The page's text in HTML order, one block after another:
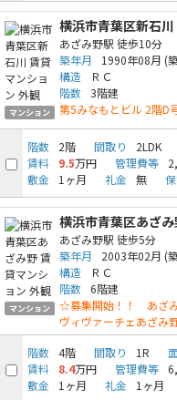
マンション
横浜市青葉区新石川
あざみ野駅 徒歩10分
築年月
1990年08月 (
構造
ＲＣ
階数 3階建
第5みなもとビル 2階
階数 2階 間取り 2LDK
賃料 9.5万円 管理費等
敷金
1ヶ月 礼金 無
マンション
横浜市青葉区あざみ
あざみ野駅 徒歩5分
築年月
2003年02月 (
構造
ＲＣ
階数 6階建
☆募集開始！！ あざみ
ヴィヴァーチェあざ
階数 4階 間取り 1R
賃料 8.4万円 管理費等
敷金
1ヶ月 礼金 1ヶ月